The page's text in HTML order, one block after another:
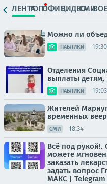
ЛЕНТАТОПОФИЦ.ВИДЕОСМИ
Можно ли
ПАБЛИКИ 19:30
Отделения
выплаты
ПАБЛИКИ 19:03
Жителей
временных
СМИ 18:34
Всё под
можете
заказать
задать вопрос
МАКС |